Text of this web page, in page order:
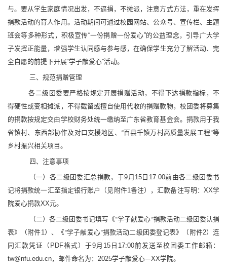
与。要从学生家庭情况出发，不逼捐，不摊派，注意方式方法，重在发挥
捐款活动的育人作用。 活动期间可通过校园网站、公众号、宣传栏、主题
班会等多种形式，积极宣传“一份捐赠一份爱心”的公益理念 ， 引导广大学
子发挥正能量，增强学生认同感与参与感，在确保学生充分了解活动、完
全自愿的前提下开展“学子献爱心”活动。
三、规范捐赠管理
各二级团委要严格按规定开展捐赠活动，不得下达捐款指标，不
得硬性或变相摊派， 不得截留或擅自使用代收的捐赠款物， 校团委将募集
的捐款按规定交由学校财务处统一缴纳至广东省教育基金会。捐款用于我
省镇村、东西部协作及对口支援地区、
“百县千镇万村高质量发展工程”等
乡村振兴相关项目。
四、注意事项
（一）各二级团委汇总捐款，于9月15 日 17:00前 由各二级团委书
记将捐款统一汇至指定银行账户（见附件1备注），汇款备注写明：XX学
院爱心捐款XX元。
（二）各二级团委书记填写 《“学子献爱心”捐款活动二级团委认捐
表》
（附件1） 、《“学子献爱心”捐款活动二级团委登记表》 （附件2）连
同 汇款凭证（ PDF格式） 于9月15 日 17:00前 发送至校团委工作邮箱：
tw@nfu.edu.cn，邮件命名为： 2025学子献爱心—XX学院。